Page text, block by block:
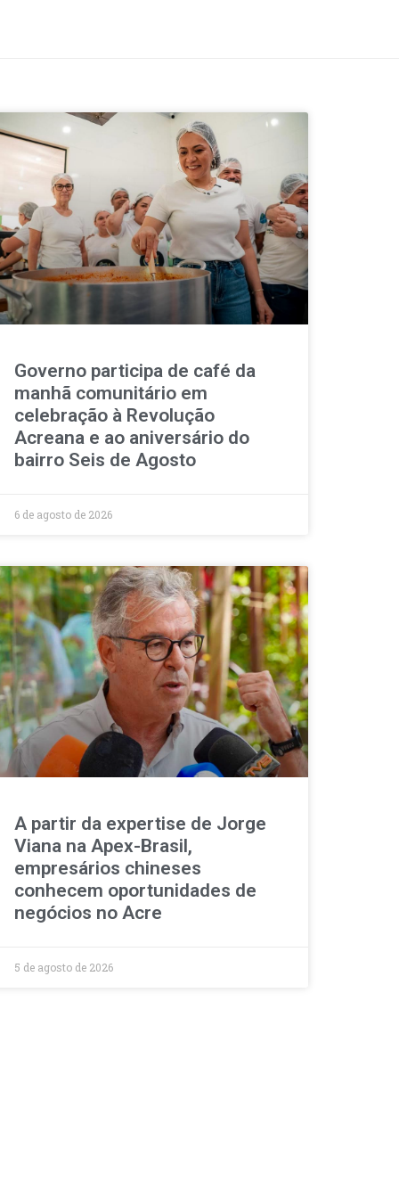
Governo participa de café da
manhã comunitário em
celebração à Revolução
Acreana e ao aniversário do
bairro Seis de Agosto
6 de agosto de 2026
A partir da expertise de Jorge
Viana na Apex-Brasil,
empresários chineses
conhecem oportunidades de
negócios no Acre
5 de agosto de 2026